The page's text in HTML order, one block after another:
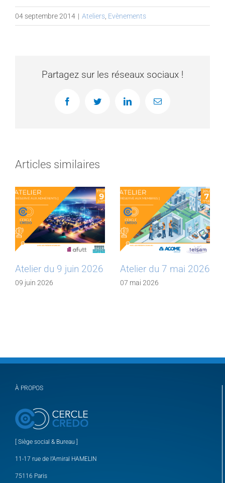
04 septembre 2014 | Ateliers Evènements
Partagez sur les réseaux sociaux !
FacebookTwitter LinkedInEmail
Articles similaires
Atelier du 9 juin 2026
09 juin 2026
Atelier du 7 mai 2026
07 mai 2026
À PROPOS
[ Siège social & Bureau ]
11-17 rue de l’Amiral HAMELIN
75116 Paris